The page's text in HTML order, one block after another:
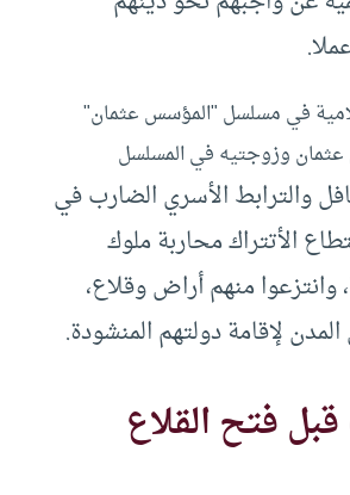
وزوجتيه في المسلسل
والترابط الأسري الضارب في
الأتتراك محاربة ملوك
منهم أراض وقلاع،
لإقامة دولتهم المنشودة.
فتح القلاع